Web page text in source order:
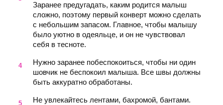
Заранее предугадать, каким родится малыш
сложно, поэтому первый конверт можно сделать
с небольшим запасом. Главное, чтобы малышу
было уютно в одеяльце, и он не чувствовал
себя в тесноте.
Нужно заранее побеспокоиться, чтобы ни один
шовчик не беспокоил малыша. Все швы должны
быть аккуратно обработаны.
Не увлекайтесь лентами, бахромой, бантами.